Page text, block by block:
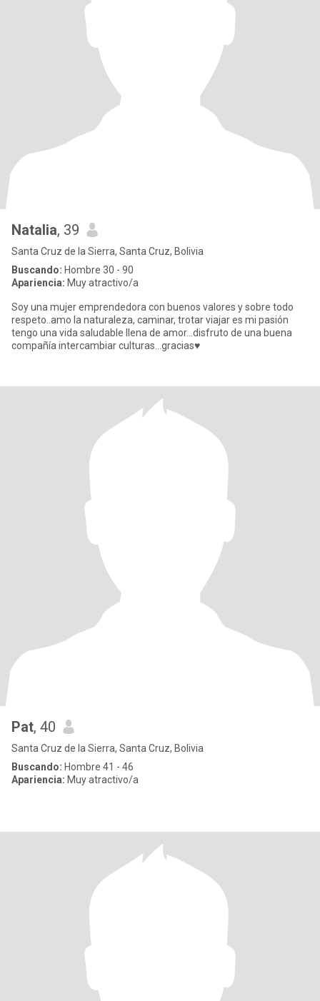
Natalia, 39
Santa Cruz de la Sierra, Santa Cruz, Bolivia
Buscando: Hombre 30 - 90
Apariencia: Muy atractivo/a
Soy una mujer emprendedora con buenos valores y sobre todo
respeto..amo la naturaleza, caminar, trotar viajar es mi pasión
tengo una vida saludable llena de amor...disfruto de una buena
compañía intercambiar culturas...gracias♥
Pat, 40
Santa Cruz de la Sierra, Santa Cruz, Bolivia
Buscando: Hombre 41 - 46
Apariencia: Muy atractivo/a